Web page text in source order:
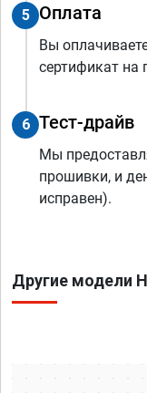
5 Оплата
Вы
сертификат на
6 Тест-драйв
Мы
прошивки, и
исправен).
Другие модели